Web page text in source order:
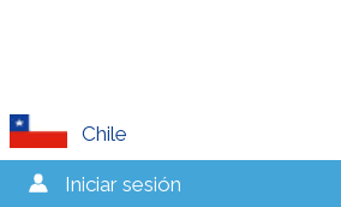
Chile
Iniciar sesión